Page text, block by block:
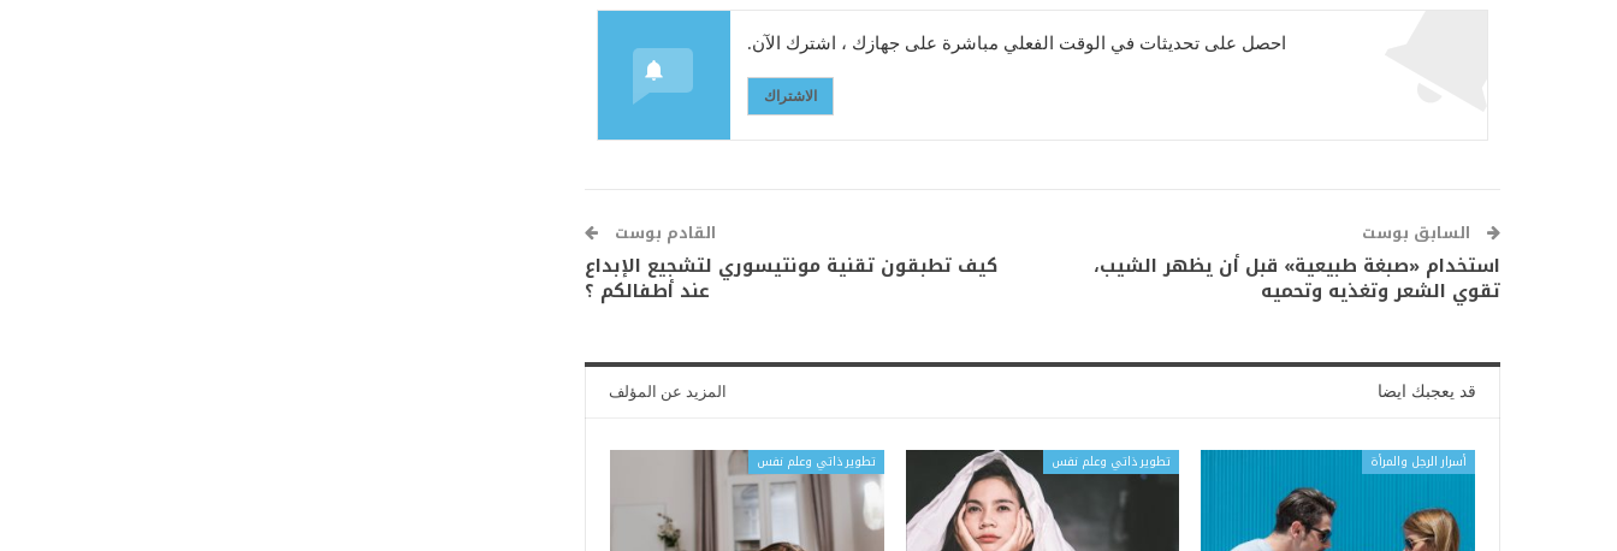
احصل على تحديثات في الوقت الفعلي مباشرة على جهازك ، اشترك الآن.
الاشتراك
السابق بوست
استخدام «صبغة طبيعية» قبل أن يظهر الشيب،
تقوي الشعر وتغذيه وتحميه
القادم بوست
كيف تطبقون تقنية مونتيسوري لتشجيع الإبداع
عند أطفالكم ؟
قد يعجبك ايضا المزيد عن المؤلف
أسرار الرجل والمرأة تطوير ذاتي وعلم نفس تطوير ذاتي وعلم نفس